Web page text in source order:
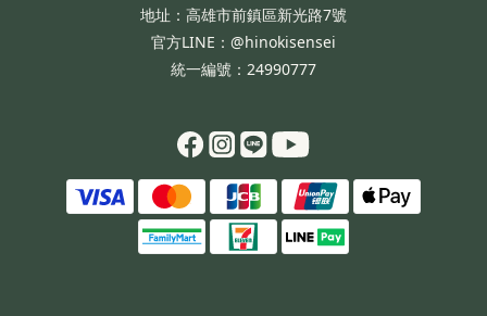
地址：高雄市前鎮區新光路7號
官方LINE：@hinokisensei
統一編號：24990777